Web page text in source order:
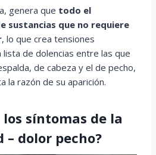
genera que todo el
sustancias que no requiere
, lo que crea tensiones
lista de dolencias entre las que
de cabeza y el de pecho,
la razón de su aparición.
los síntomas de la
– dolor pecho?